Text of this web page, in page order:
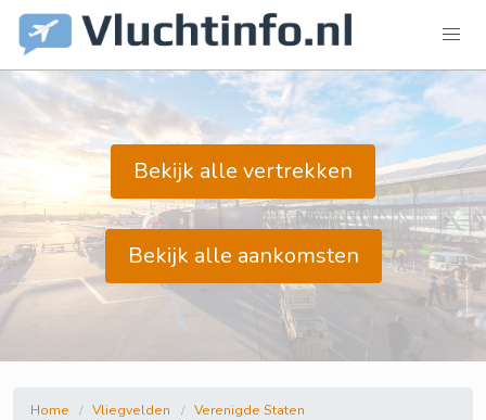
Bekijk alle vertrekken
Bekijk alle aankomsten
Home Vliegvelden
Verenigde Staten